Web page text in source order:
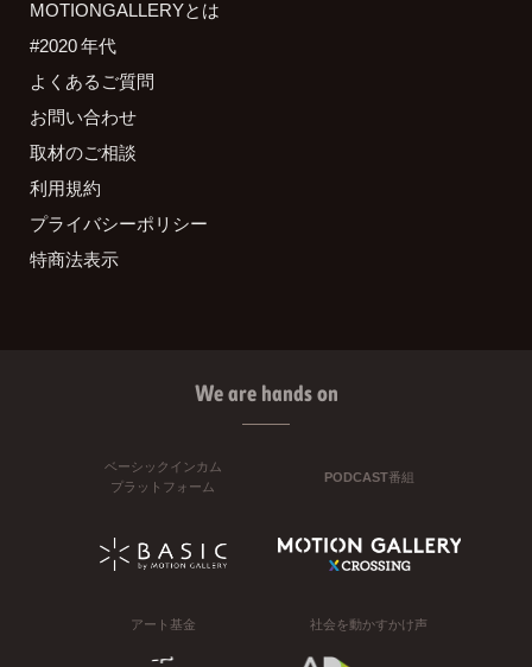
MOTIONGALLERYとは
#2020 年代
よくあるご質問
お問い合わせ
取材のご相談
利用規約
プライバシーポリシー
特商法表示
We are hands on
ベーシックインカム
プラットフォーム
PODCAST番組
アート基金 社会を動かすかけ声